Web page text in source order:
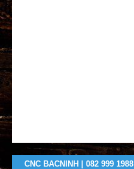
CNC BACNINH | 082 999 1988